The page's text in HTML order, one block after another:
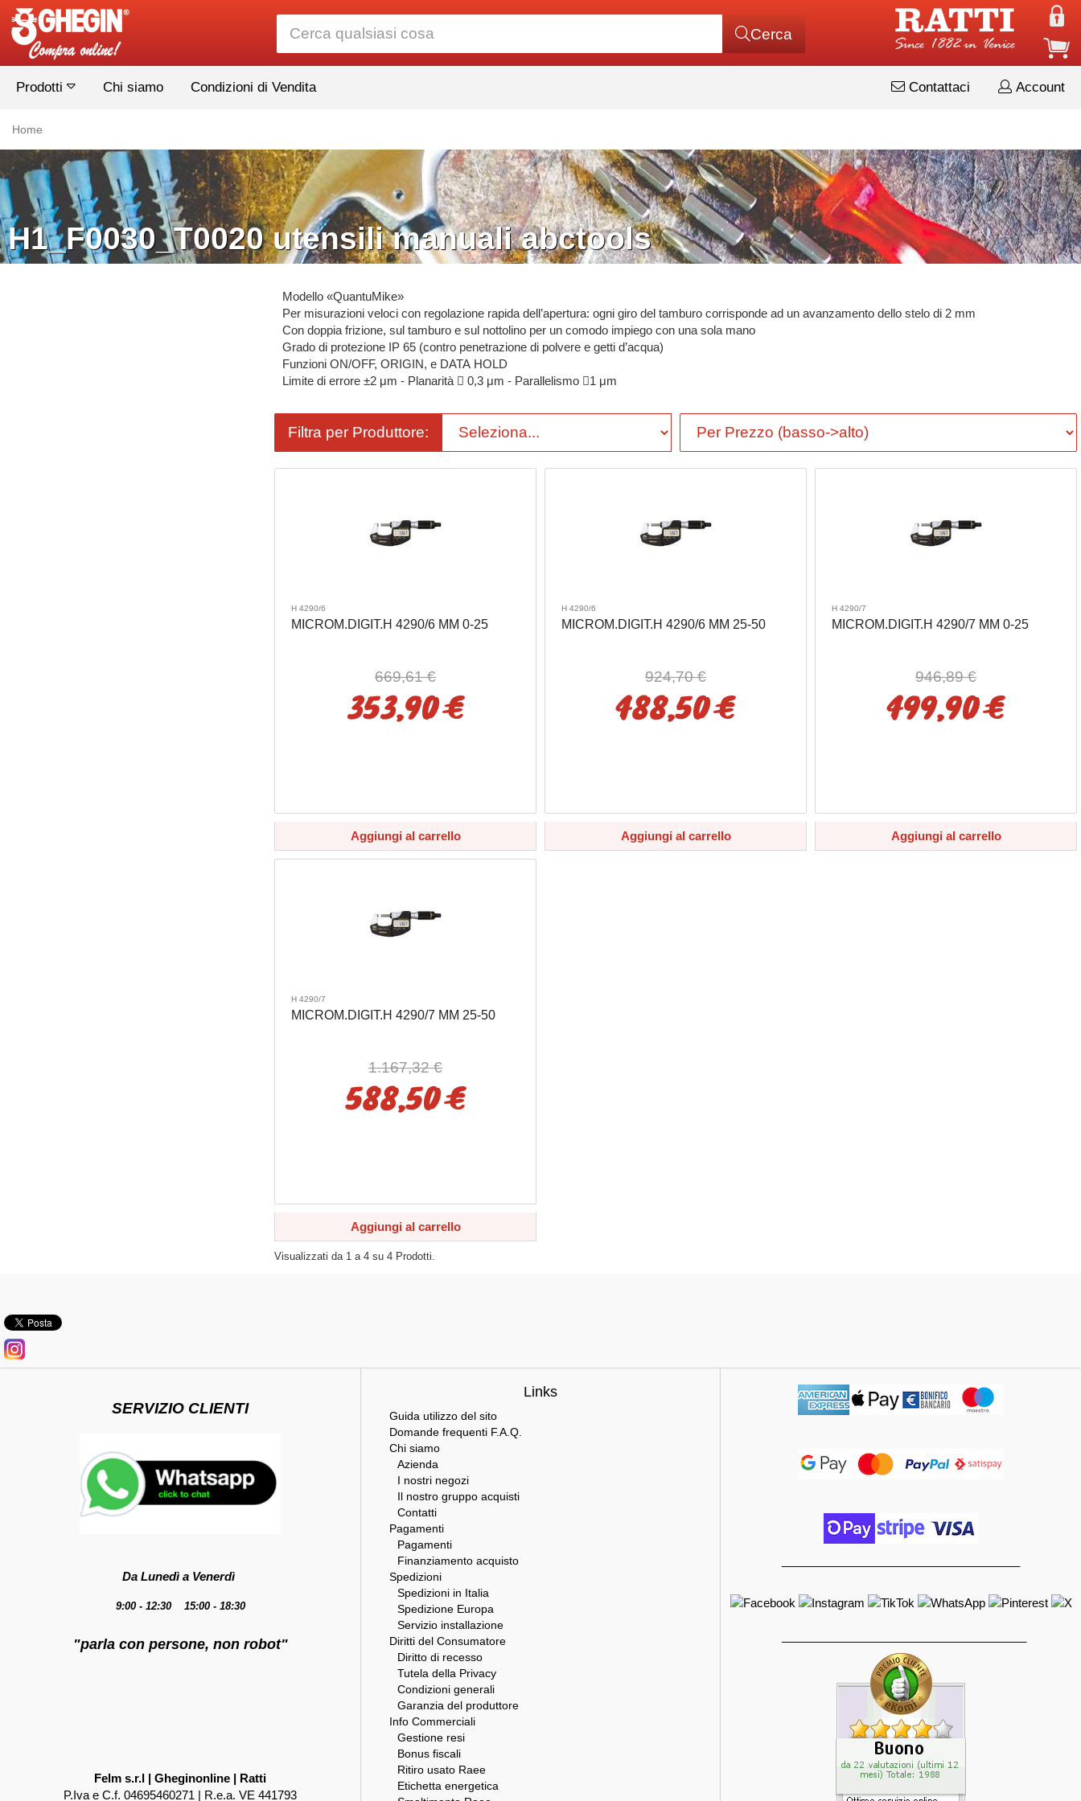
Cerca
Prodotti Chi siamo Condizioni di Vendita Account
Contattaci
Home
H1_F0030_T0020 utensili manuali abctools
Modello «QuantuMike»
Per misurazioni veloci con regolazione rapida dell’apertura: ogni giro del tamburo corrisponde ad un avanzamento dello stelo di 2 mm
Con doppia frizione, sul tamburo e sul nottolino per un comodo impiego con una sola mano
Grado di protezione IP 65 (contro penetrazione di polvere e getti d’acqua)
Funzioni ON/OFF, ORIGIN, e DATA HOLD
Limite di errore ±2 μm - Planarità  0,3 μm - Parallelismo 1 μm
Filtra per Produttore:
H 4290/6
MICROM.DIGIT.H 4290/6 MM 0-25
669,61 €
353,90 €
Aggiungi al carrello
H 4290/6
MICROM.DIGIT.H 4290/6 MM 25-50
924,70 €
488,50 €
Aggiungi al carrello
H 4290/7
MICROM.DIGIT.H 4290/7 MM 0-25
946,89 €
499,90 €
Aggiungi al carrello
H 4290/7
MICROM.DIGIT.H 4290/7 MM 25-50
1.167,32 €
588,50 €
Aggiungi al carrello
Visualizzati da 1 a 4 su 4 Prodotti.
SERVIZIO CLIENTI
Da Lunedì a Venerdì
9:00 - 12:30 15:00 - 18:30
"parla con persone, non robot"
Felm s.r.l | Gheginonline | Ratti
P.Iva e C.f. 04695460271 | R.e.a. VE 441793
Links
Guida utilizzo del sito
Domande frequenti F.A.Q.
Chi siamo
Azienda
I nostri negozi
Il nostro gruppo acquisti
Contatti
Pagamenti
Pagamenti
Finanziamento acquisto
Spedizioni
Spedizioni in Italia
Spedizione Europa
Servizio installazione
Diritti del Consumatore
Diritto di recesso
Tutela della Privacy
Condizioni generali
Garanzia del produttore
Info Commerciali
Gestione resi
Bonus fiscali
Ritiro usato Raee
Etichetta energetica